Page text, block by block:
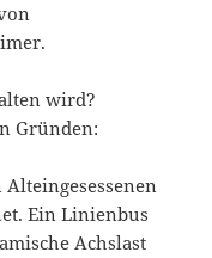
wird?
Gründen:
Ein Linienbus
Achslast